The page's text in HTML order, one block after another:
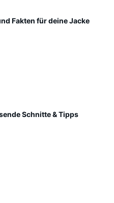
Fakten für deine Jacke
Schnitte & Tipps